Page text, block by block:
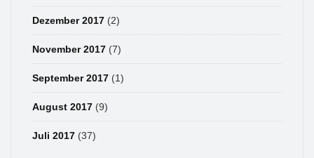
Dezember 2017 (2)
November 2017 (7)
September 2017 (1)
August 2017 (9)
Juli 2017 (37)